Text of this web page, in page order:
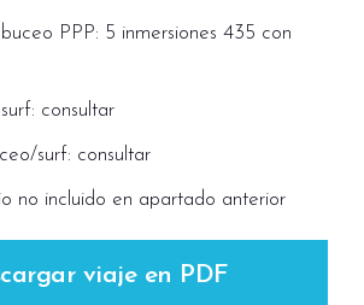
PPP: 5 inmersiones 435 con
consultar
surf: consultar
no incluido en apartado anterior
viaje en PDF